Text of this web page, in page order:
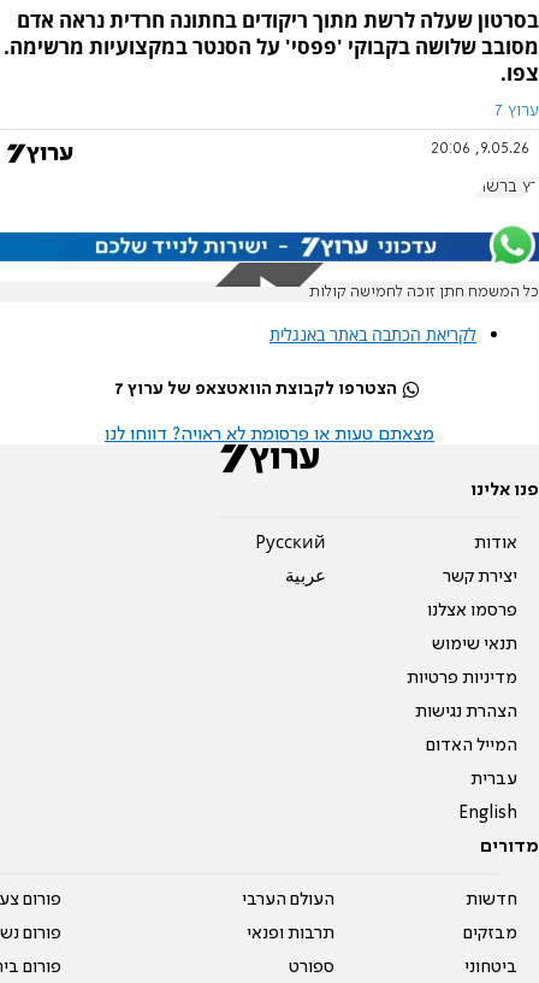
בסרטון שעלה לרשת מתוך ריקודים בחתונה חרדית נראה אדם
מסובב שלושה בקבוקי 'פפסי' על הסנטר במקצועיות מרשימה.
צפו.
ערוץ 7
9.05.26, 20:06
רץ ברשת
כל המשמח חתן זוכה לחמישה קולות
לקריאת הכתבה באתר באנגלית
הצטרפו לקבוצת הוואטצאפ של ערוץ 7
מצאתם טעות או פרסומת לא ראויה? דווחו לנו
פנו אלינו
אודות
יצירת קשר
פרסמו אצלנו
תנאי שימוש
מדיניות פרטיות
הצהרת נגישות
המייל האדום
עברית
English
Pусский
عربية
מדורים
חדשות
מבזקים
ביטחוני
העולם הערבי
תרבות ופנאי
ספורט
פורום
פורום
פורום